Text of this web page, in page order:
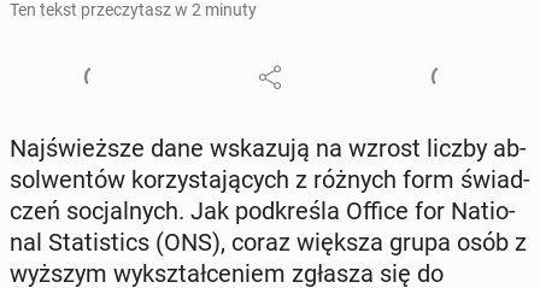
Ten tekst przeczytasz w 2 minuty
Naj­śwież­sze dane wska­zu­ją na wzrost liczby ab­
sol­wen­tów ko­rzy­sta­ją­cych z różnych form świad­
czeń so­cjal­nych. Jak pod­kre­śla Office for Na­tio­
nal Sta­ti­stics (ONS), coraz większa grupa osób z
wyższym wy­kształ­ce­niem zgłasza się do